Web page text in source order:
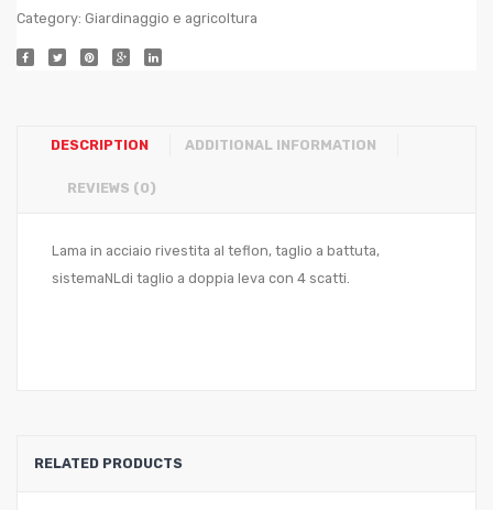
Category: Giardinaggio e agricoltura
DESCRIPTION ADDITIONAL INFORMATION
REVIEWS (0)
Lama in acciaio rivestita al teflon, taglio a battuta,
sistemaNLdi taglio a doppia leva con 4 scatti.
RELATED PRODUCTS